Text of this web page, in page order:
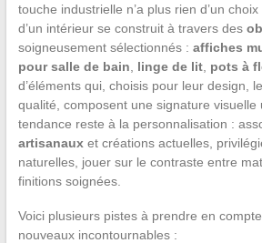
touche industrielle n’a plus rien d’un
d’un intérieur se construit à travers des
soigneusement sélectionnés : affiches
pour salle de bain
linge de lit, pots à
d’éléments qui, choisis pour leur design,
qualité, composent une signature visuelle
tendance reste à la personnalisation :
artisanauxet créations actuelles,
naturelles, jouer sur le contraste entre
finitions soignées.
Voici plusieurs pistes à prendre en
nouveaux incontournables :